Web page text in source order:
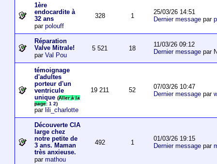
1ère
endocardite à
32 ans
par polouff
328 1
25/03/26 14:51
Dernier messagepar
Réparation
Valve Mitrale!
par Val Pou
5 521 18
11/03/26 09:12
Dernier messagepar
témoignage
d'adultes
porteur d'un
ventricule
unique (Aller à la
page: 1 2)
par lili_charlotte
19 211 52
07/03/26 10:47
Dernier messagepar
Découverte CIA
large chez
notre petite de
3 ans. Maman
très anxieuse.
par mathou
492 1
01/03/26 19:15
Dernier messagepar